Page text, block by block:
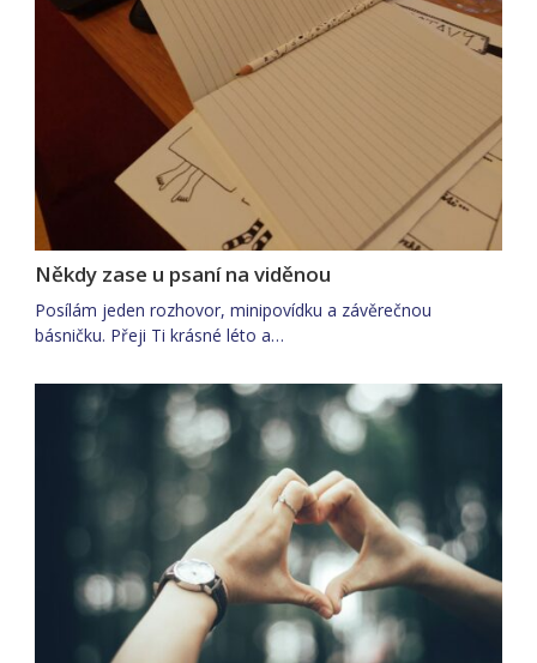
Někdy zase u psaní na viděnou
Posílám jeden rozhovor, minipovídku a závěrečnou
básničku. Přeji Ti krásné léto a…